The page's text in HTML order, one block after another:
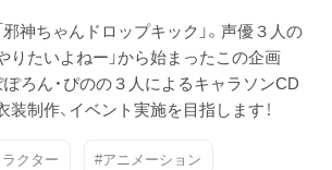
神ちゃんドロップキック」。声優３人の
りたいよねー」から始まったこの企画
ぽろん・ぴのの３人によるキャラソンCD
装制作、イベント実施を目指します！
クター #アニメーション